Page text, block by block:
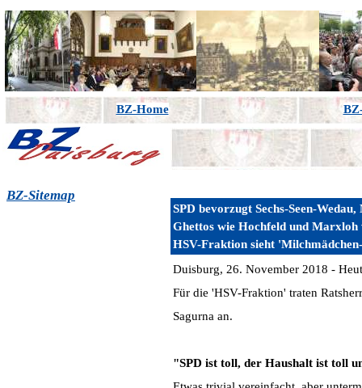
BZ-Home
BZ-Sitemap
SPD bevorzugt Sechs-Seen-
Ghettos wie Hochfeld und Marxloh
HSV-Fraktion sieht
Duisburg, 26. November 2018 -
Für die 'HSV-Fraktion' traten
Sagurna an.
"SPD ist toll, der Haushalt ist toll